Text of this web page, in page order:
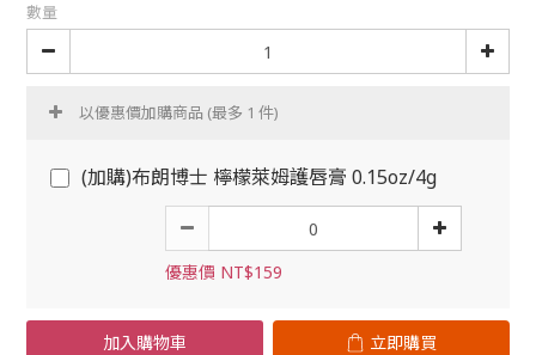
數量
以優惠價加購商品 (最多 1 件)
(加購)布朗博士 檸檬萊姆護唇膏 0.15oz/4g
優惠價 NT$159
加入購物車 立即購買